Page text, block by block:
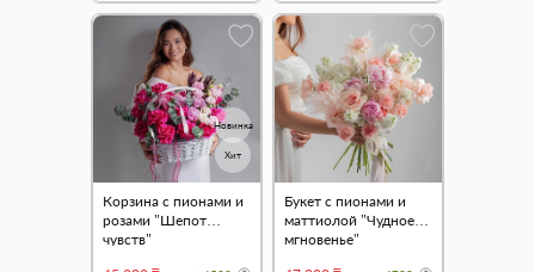
Новинка
Хит
Корзина с пионами и
розами "Шепот
чувств"
Букет с пионами и
маттиолой "Чудное
мгновенье"